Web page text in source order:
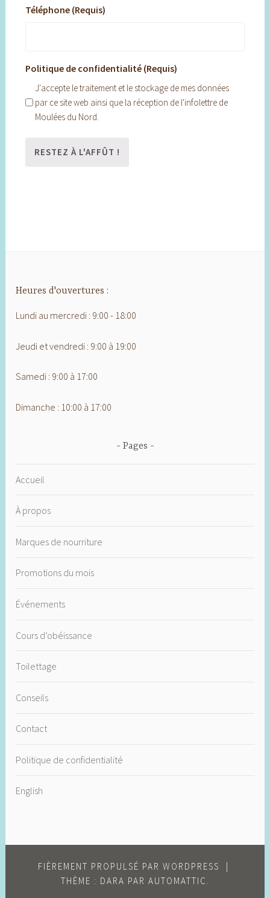
Téléphone (Requis)
Politique de confidentialité (Requis)
J'accepte le traitement et le stockage de mes données
par ce site web ainsi que la réception de l'infolettre de
Moulées du Nord.
Heures d'ouvertures :
Lundi au mercredi : 9:00 - 18:00
Jeudi et vendredi : 9:00 à 19:00
Samedi : 9:00 à 17:00
Dimanche : 10:00 à 17:00
Pages
Accueil
À propos
Marques de nourriture
Promotions du mois
Événements
Cours d’obéissance
Toilettage
Conseils
Contact
Politique de confidentialité
English
FIÈREMENT PROPULSÉ PAR WORDPRESS
THÈME : DARA PAR AUTOMATTIC .